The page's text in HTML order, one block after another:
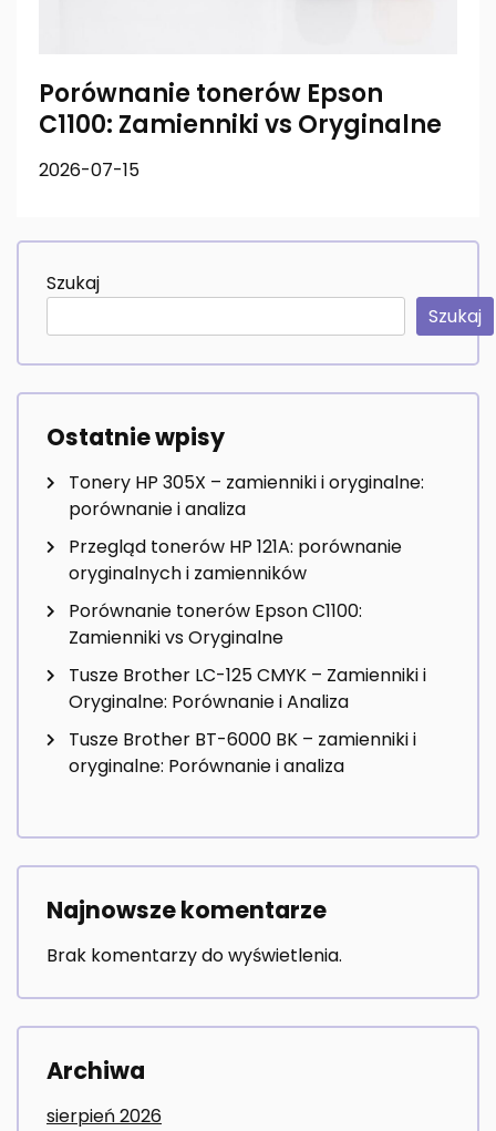
Porównanie tonerów Epson
C1100: Zamienniki vs Oryginalne
2026-07-15
Szukaj
Szukaj
Ostatnie wpisy
Tonery HP 305X – zamienniki i oryginalne:
porównanie i analiza
Przegląd tonerów HP 121A: porównanie
oryginalnych i zamienników
Porównanie tonerów Epson C1100:
Zamienniki vs Oryginalne
Tusze Brother LC-125 CMYK – Zamienniki i
Oryginalne: Porównanie i Analiza
Tusze Brother BT-6000 BK – zamienniki i
oryginalne: Porównanie i analiza
Najnowsze komentarze
Brak komentarzy do wyświetlenia.
Archiwa
sierpień 2026